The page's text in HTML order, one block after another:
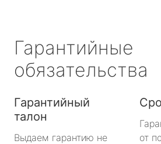
Гарантийные
обязательства
Гарантийный
талон
Выдаем гарантию не
от